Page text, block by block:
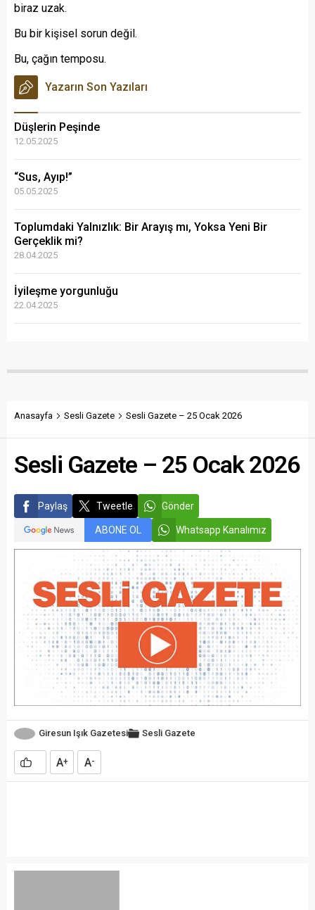
biraz uzak.
Bu bir kişisel sorun değil.
Bu, çağın temposu.
Yazarın Son Yazıları
Düşlerin Peşinde
12.05.2025
“Sus, Ayıp!”
05.05.2025
Toplumdaki Yalnızlık: Bir Arayış mı, Yoksa Yeni Bir
Gerçeklik mi?
28.04.2025
İyileşme yorgunluğu
22.04.2025
Anasayfa Sesli Gazete Sesli Gazete – 25 Ocak 2026
Sesli Gazete – 25 Ocak 2026
Paylaş Tweetle Gönder
ABONE OL Whatsapp Kanalımız
Giresun Işık Gazetesi Sesli Gazete
A+ A-